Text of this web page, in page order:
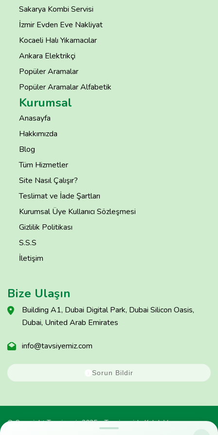
Sakarya Kombi Servisi
İzmir Evden Eve Nakliyat
Kocaeli Halı Yıkamacılar
Ankara Elektrikçi
Popüler Aramalar
Popüler Aramalar Alfabetik
Kurumsal
Anasayfa
Hakkımızda
Blog
Tüm Hizmetler
Site Nasıl Çalışır?
Teslimat ve İade Şartları
Kurumsal Üye Kullanıcı Sözleşmesi
Gizlilik Politikası
S.S.S
İletişim
Bize Ulaşın
Building A1, Dubai Digital Park, Dubai Silicon Oasis,
Dubai, United Arab Emirates
info@tavsiyemiz.com
Sorun Bildir
© Copyright Tavsiyemiz 2025 - Tavsiyemiz'e Kulak Ver